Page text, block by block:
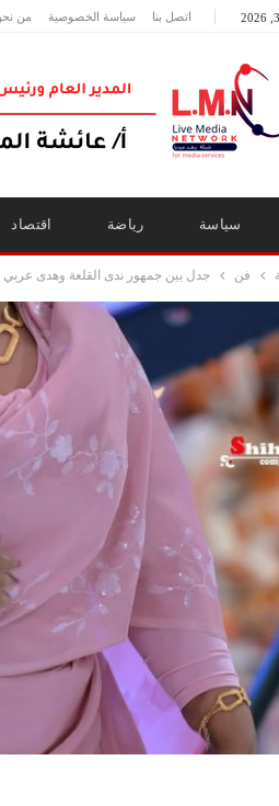
اتصل بنا سياسة الخصوصية من
سياسة رياضة اقتصاد
فن جدل بين جمهور ندى القلعة وهدى